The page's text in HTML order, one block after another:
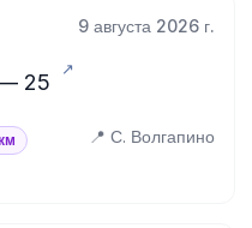
— 25
9 августа 2026 г.
📍 С. Волгапино